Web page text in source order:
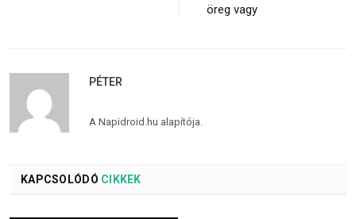
öreg vagy
PÉTER
A Napidroid.hu alapítója.
KAPCSOLÓDÓ CIKKEK